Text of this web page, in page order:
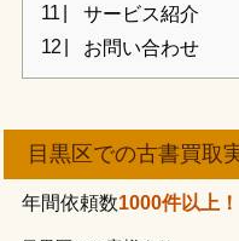
サービス紹介
お問い合わせ
目黒区での古書買取
年間依頼数1000件以上！